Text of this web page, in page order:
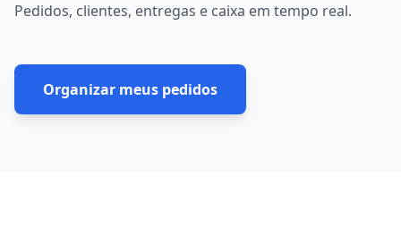
Pedidos, clientes, entregas e caixa em tempo real.
Organizar meus pedidos